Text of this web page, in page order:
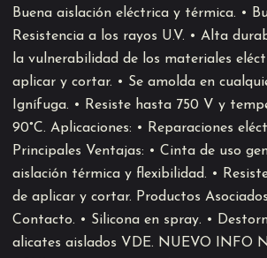
Buena aislación eléctrica y térmica. •
Resistencia a los rayos U.V. • Alta
la vulnerabilidad de los materiales
aplicar y cortar. • Se amolda en
Ignífuga. • Resiste hasta 750 V y
90°C. Aplicaciones: • Reparaciones
Principales Ventajas: • Cinta de uso
aislación térmica y flexibilidad. •
de aplicar y cortar. Productos
Contacto. • Silicona en spray. •
alicates aislados VDE. NUEVO INFO